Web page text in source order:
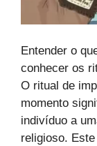
Entender o
conhecer os
O ritual de
momento
indivíduo a
religioso.